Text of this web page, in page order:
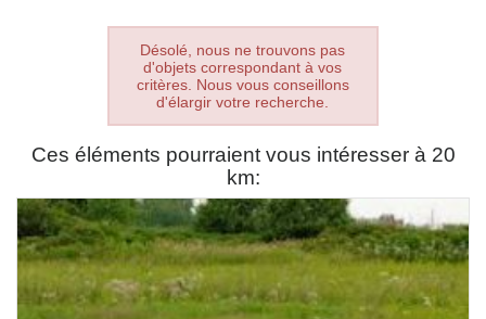
Désolé, nous ne trouvons pas
d'objets correspondant à vos
critères. Nous vous conseillons
d'élargir votre recherche.
Ces éléments pourraient vous intéresser à 20
km: